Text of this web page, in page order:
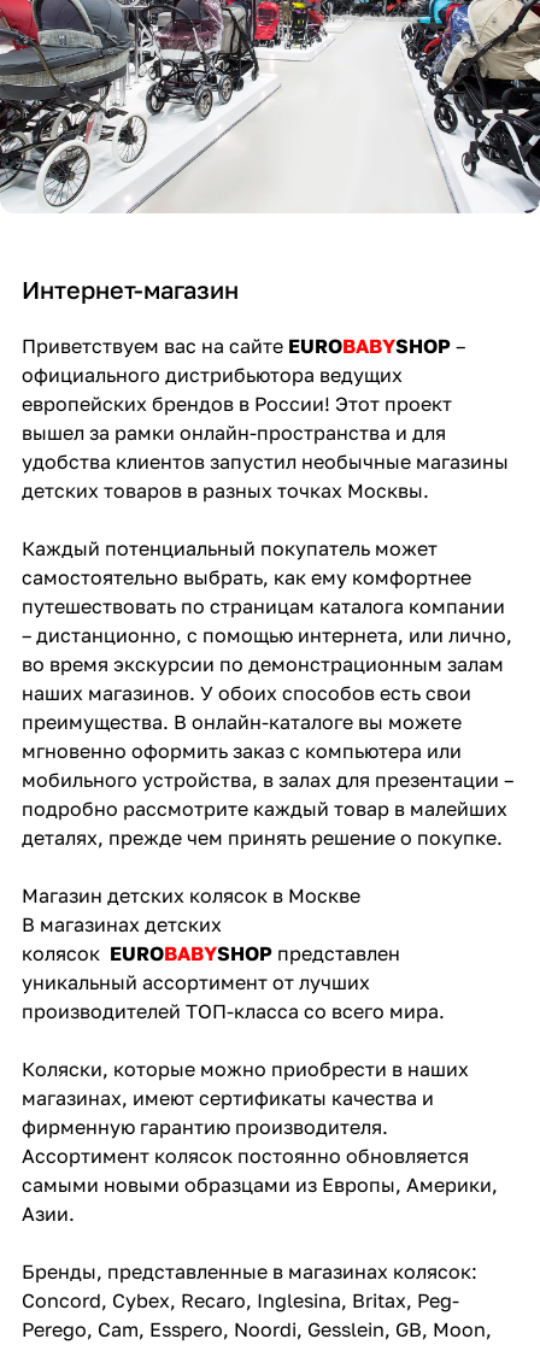
Интернет-магазин
Приветствуем вас на сайте EUROBABYSHOP–
официального дистрибьютора ведущих
европейских брендов в России! Этот проект
вышел за рамки онлайн-пространства и для
удобства клиентов запустил необычные магазины
детских товаров в разных точках Москвы.
Каждый потенциальный покупатель может
самостоятельно выбрать, как ему комфортнее
путешествовать по страницам каталога компании
– дистанционно, с помощью интернета, или лично,
во время экскурсии по демонстрационным залам
наших магазинов. У обоих способов есть свои
преимущества. В онлайн-каталоге вы можете
мгновенно оформить заказ с компьютера или
мобильного устройства, в залах для презентации –
подробно рассмотрите каждый товар в малейших
деталях, прежде чем принять решение о покупке.
Магазин детских колясок в Москве
В магазинах детских
колясок EUROBABYSHOPпредставлен
уникальный ассортимент от лучших
производителей ТОП-класса со всего мира.
Коляски, которые можно приобрести в наших
магазинах, имеют сертификаты качества и
фирменную гарантию производителя.
Ассортимент колясок постоянно обновляется
самыми новыми образцами из Европы, Америки,
Азии.
Бренды, представленные в магазинах колясок:
Concord, Cybex, Recaro, Inglesina, Britax, Peg-
Perego, Cam, Esspero, Noordi, Gesslein, GB, Moon,